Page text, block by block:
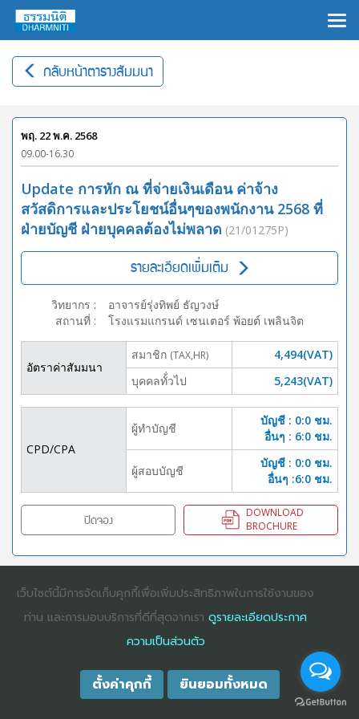
กลับหน้าตารางสัมมนา
พฤ. 22 พ.ค. 2568
09.00-16.30
Update การหัก ณ ที่จ่ายเงินเดือน ค่าจ้าง
สวัสดิการและประโยชน์อื่นๆของพนักงาน 2568 ที่
ฝ่ายบัญชี ฝ่ายบุคคลต้องไม่พลาด (21/01275P)
รายละเอียดเพิ่มเติม
วิทยากร :
อาจารย์รุ่งทิพย์ ธัญวงษ์
สถานที่ : โรงแรมแกรนด์ เซนเตอร์ พ้อยต์ เพลินจิต
อัตราค่าสัมมนา
สมาชิก (TAX,HR)
4,494(VAT)
บุคคลทั้่วไป
5,243(VAT)
CPD/CPA
ผู้ทำบัญชี
บัญชี : 0:0 ชม.
อื่นๆ : 6:0 ชม.
ผู้สอบบัญชี
บัญชี : 0:0 ชม.
อื่นๆ :6:0 ชม.
ปิดจอง
DOWNLOAD
BROCHURE
COPYRIGHT ©2025DHARMNITI SEMINAR AND TRAINING CO., LTD
RIGHTS RESERVED. E-COMMERCIAL REGISTRATION 0105529026680
เว็บไซต์นี้มีการจัดเก็บคุกกี้เพื่อเพิ่มประสิทธิภาพในการใช้งานของ
ท่าน และการมอบบริการที่ดีที่สุดจากเรา ดูรายละเอียดประกาศ
ความเป็นส่วนตัว
ตั้งค่าคุกกี้ ยินยอมทั้งหมด
×